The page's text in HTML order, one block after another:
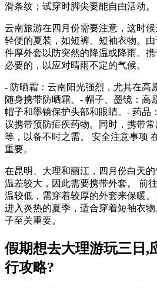
滑条纹；试穿时脚尖要能自由活动。
云南旅游在四月份需要注意，这时
轻便的夏装，如短裤、短袖衣物。
件厚外套以防突然的降温或降雨。
必要的，以应对晴雨不定的气候。
- 防晒霜：云南阳光强烈，尤其在高
随身携带防晒霜。- 帽子、墨镜：高
帽子和墨镜保护头部和眼睛。- 药品
议携带预防疟疾药物。同时，携带
等，以备不时之需。 安全注意事项
重要。
在昆明、大理和丽江，四月份白天
温差较大，因此需要携带外套。 前
温较低，需穿着较厚的外套来保暖
进入炎热的夏季，适合穿着短袖衣
子至关重要。
假期想去大理游玩三日,
行攻略?